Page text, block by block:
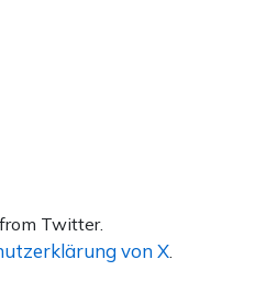
Twitter.
von X